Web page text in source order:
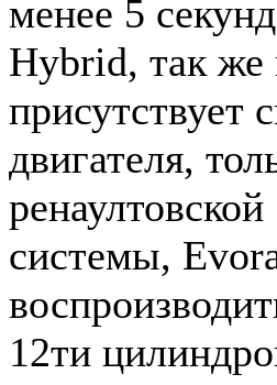
менее 5
Hybrid, так же
присутствует
двигателя,
системы,
12ти